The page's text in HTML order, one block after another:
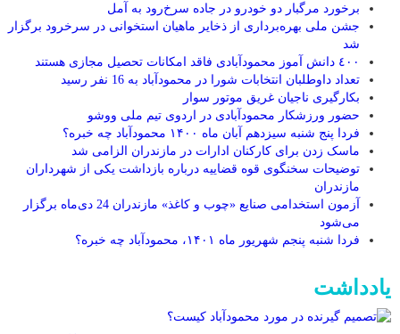
برخورد مرگبار دو خودرو در جاده سرخ‌رود به آمل
جشن ملی بهره‌برداری از ذخایر ماهیان استخوانی در سرخرود برگزار
شد
٤٠٠ دانش آموز محمودآبادی فاقد امکانات تحصیل مجازی هستند
تعداد داوطلبان انتخابات شورا در محمودآباد به 16 نفر رسید
بکارگیری ناجیان غریق موتور سوار
حضور ورزشکار محمودآبادی در اردوی تیم ملی ووشو
فردا پنج شنبه سیزدهم آبان ماه ۱۴۰۰ محمودآباد چه خبره؟
ماسک زدن برای کارکنان ادارات در مازندران الزامی شد
توضیحات سخنگوی قوه قضاییه درباره بازداشت یکی از شهرداران
مازندران
آزمون استخدامی صنایع «چوب و کاغذ» مازندران 24 دی‌ماه برگزار
می‌شود
فردا شنبه پنجم شهریور ماه ۱۴۰۱، محمودآباد چه خبره؟
یادداشت